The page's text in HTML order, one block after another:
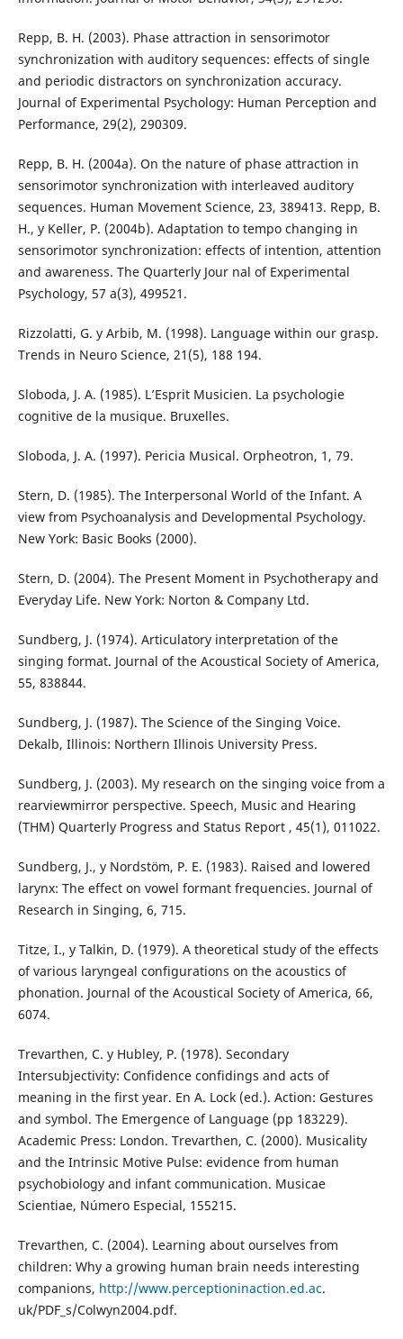
Repp, B. H. (2003). Phase attraction in sensorimotor
synchronization with auditory sequences: effects of single
and periodic distractors on synchronization accuracy.
Journal of Experimental Psychology: Human Perception and
Performance, 29(2), 290309.
Repp, B. H. (2004a). On the nature of phase attraction in
sensorimotor synchronization with interleaved auditory
sequences. Human Movement Science, 23, 389413. Repp, B.
H., y Keller, P. (2004b). Adaptation to tempo changing in
sensorimotor synchronization: effects of intention, attention
and awareness. The Quarterly Jour nal of Experimental
Psychology, 57 a(3), 499521.
Rizzolatti, G. y Arbib, M. (1998). Language within our grasp.
Trends in Neuro Science, 21(5), 188 194.
Sloboda, J. A. (1985). L’Esprit Musicien. La psychologie
cognitive de la musique. Bruxelles.
Sloboda, J. A. (1997). Pericia Musical. Orpheotron, 1, 79.
Stern, D. (1985). The Interpersonal World of the Infant. A
view from Psychoanalysis and Developmental Psychology.
New York: Basic Books (2000).
Stern, D. (2004). The Present Moment in Psychotherapy and
Everyday Life. New York: Norton & Company Ltd.
Sundberg, J. (1974). Articulatory interpretation of the
singing format. Journal of the Acoustical Society of America,
55, 838844.
Sundberg, J. (1987). The Science of the Singing Voice.
Dekalb, Illinois: Northern Illinois University Press.
Sundberg, J. (2003). My research on the singing voice from a
rearviewmirror perspective. Speech, Music and Hearing
(THM) Quarterly Progress and Status Report , 45(1), 011022.
Sundberg, J., y Nordstöm, P. E. (1983). Raised and lowered
larynx: The effect on vowel formant frequencies. Journal of
Research in Singing, 6, 715.
Titze, I., y Talkin, D. (1979). A theoretical study of the effects
of various laryngeal configurations on the acoustics of
phonation. Journal of the Acoustical Society of America, 66,
6074.
Trevarthen, C. y Hubley, P. (1978). Secondary
Intersubjectivity: Confidence confidings and acts of
meaning in the first year. En A. Lock (ed.). Action: Gestures
and symbol. The Emergence of Language (pp 183229).
Academic Press: London. Trevarthen, C. (2000). Musicality
and the Intrinsic Motive Pulse: evidence from human
psychobiology and infant communication. Musicae
Scientiae, Número Especial, 155215.
Trevarthen, C. (2004). Learning about ourselves from
children: Why a growing human brain needs interesting
companions, http://www.perceptioninaction.ed.ac.
uk/PDF_s/Colwyn2004.pdf.